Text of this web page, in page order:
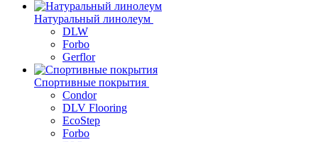
Натуральный линолеум
DLW
Forbo
Gerflor
Спортивные покрытия
Condor
DLV Flooring
EcoStep
Forbo